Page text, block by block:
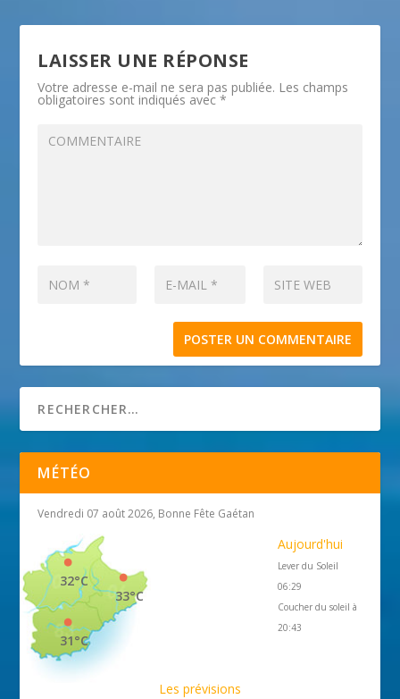
LAISSER UNE RÉPONSE
Votre adresse e-mail ne sera pas publiée. Les champs
obligatoires sont indiqués avec*
MÉTÉO
Vendredi 07 août 2026, Bonne Fête Gaétan
33°C
32°C
31°C
Aujourd'hui
Lever du Soleil
06:29
Coucher du soleil à
20:43
Les prévisions